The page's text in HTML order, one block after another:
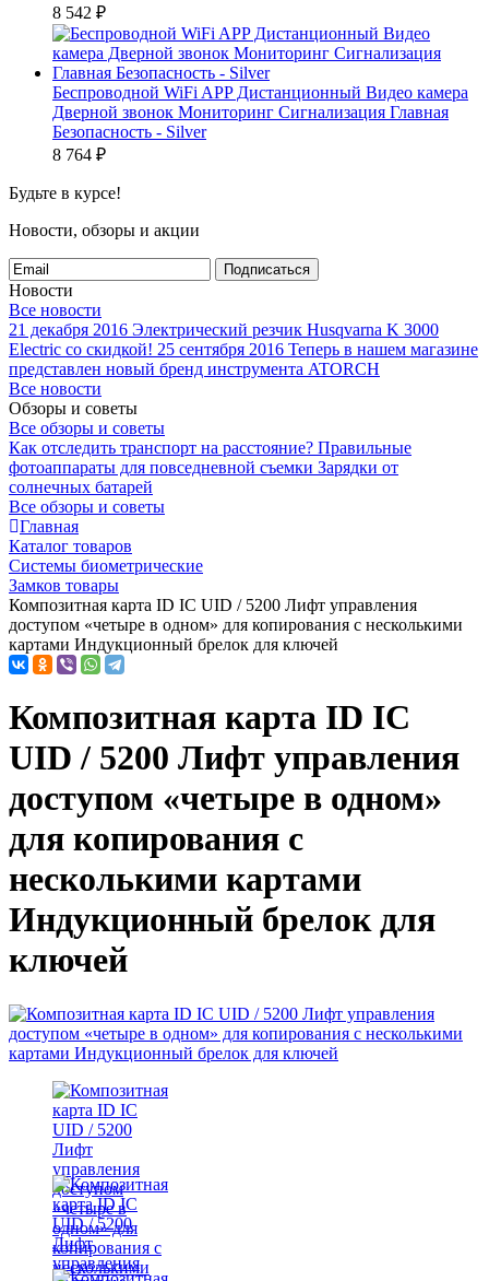
8 542 ₽
Беспроводной WiFi APP Дистанционный Видео камера
Дверной звонок Мониторинг Сигнализация Главная
Безопасность - Silver
8 764 ₽
Будьте в курсе!
Новости, обзоры и акции
Подписаться
Новости
Все новости
21 декабря 2016 Электрический резчик Husqvarna K 3000
Electric со скидкой! 25 сентября 2016 Теперь в нашем магазине
представлен новый бренд инструмента ATORCH
Все новости
Обзоры и советы
Все обзоры и советы
Как отследить транспорт на расстояние? Правильные
фотоаппараты для повседневной съемки Зарядки от
солнечных батарей
Все обзоры и советы
Главная
Каталог товаров
Системы биометрические
Замков товары
Композитная карта ID IC UID / 5200 Лифт управления
доступом «четыре в одном» для копирования с несколькими
картами Индукционный брелок для ключей
Композитная карта ID IC
UID / 5200 Лифт управления
доступом «четыре в одном»
для копирования с
несколькими картами
Индукционный брелок для
ключей